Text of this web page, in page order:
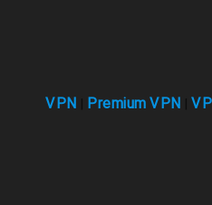
VPN Premium VPN